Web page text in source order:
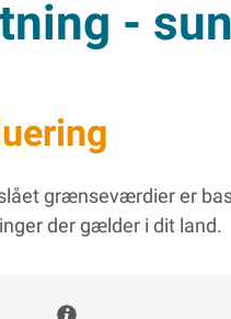
-
grænseværdier er
der gælder i dit land.